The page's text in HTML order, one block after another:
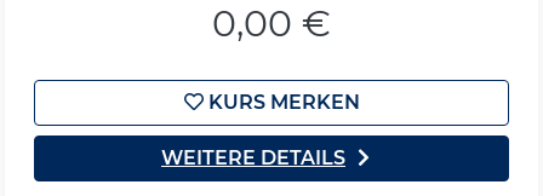
0,00 €
KURS MERKEN
WEITERE DETAILS